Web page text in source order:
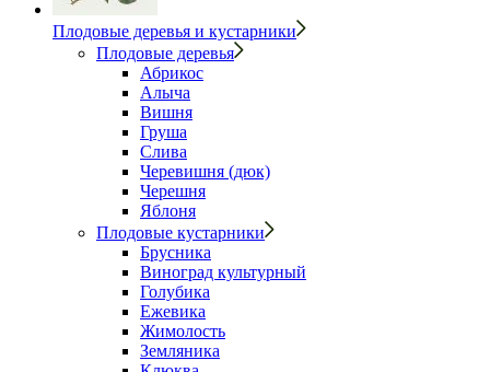
Плодовые деревья и кустарники
Плодовые деревья
Абрикос
Алыча
Вишня
Груша
Слива
Черевишня (дюк)
Черешня
Яблоня
Плодовые кустарники
Брусника
Виноград культурный
Голубика
Ежевика
Жимолость
Земляника